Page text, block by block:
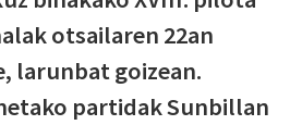
otsailaren 22an
larunbat goizean.
partidak Sunbillan